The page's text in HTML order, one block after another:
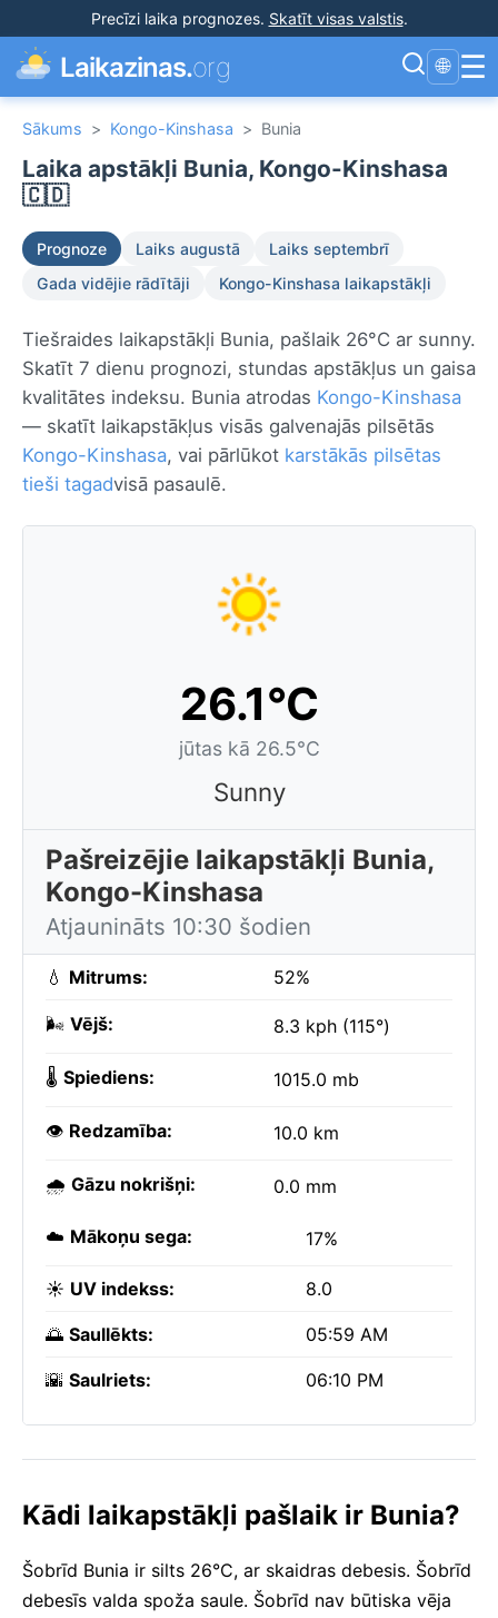
Precīzi laika prognozes. Skatīt visas valstis.
Laikazinas.org 🌐 ☰
Sākums > Kongo-Kinshasa > Bunia
Laika apstākļi Bunia, Kongo-Kinshasa
🇨🇩
Prognoze Laiks augustā
Laiks septembrī
Gada vidējie rādītāji
Kongo-Kinshasa laikapstākļi
Tiešraides laikapstākļi Bunia, pašlaik 26°C ar sunny.
Skatīt 7 dienu prognozi, stundas apstākļus un gaisa
kvalitātes indeksu. Bunia atrodas Kongo-Kinshasa
— skatīt laikapstākļus visās galvenajās pilsētās
Kongo-Kinshasa, vai pārlūkot karstākās pilsētas
tieši tagadvisā pasaulē.
26.1°C
jūtas kā 26.5°C
Sunny
Pašreizējie laikapstākļi Bunia,
Kongo-Kinshasa
Atjaunināts 10:30 šodien
💧 Mitrums: 52%
🌬️ Vējš: 8.3 kph (115°)
🌡️ Spiediens: 1015.0 mb
👁️ Redzamība: 10.0 km
🌧️ Gāzu nokrišņi: 0.0 mm
☁️ Mākoņu sega: 17%
☀️ UV indekss: 8.0
🌅 Saullēkts: 05:59 AM
🌇 Saulriets: 06:10 PM
Kādi laikapstākļi pašlaik ir Bunia?
Šobrīd Bunia ir silts 26°C, ar skaidras debesis. Šobrīd
debesīs valda spoža saule. Šobrīd nav būtiska vēja